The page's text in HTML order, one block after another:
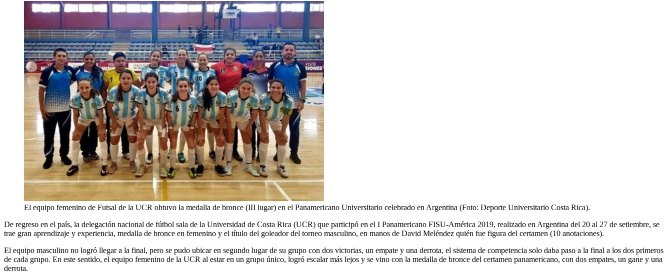
El equipo femenino de Futsal de la UCR obtuvo la medalla de bronce (III lugar) en el Panamericano Universitario celebrado en Argentina (Foto: Deporte Universitario Costa Rica).
De regreso en el país, la delegación nacional de fútbol sala de la Universidad de Costa Rica (UCR) que participó en el I Panamericano FISU-América 2019, realizado en Argentina del 20 al 27 de setiembre, se
trae gran aprendizaje y experiencia, medalla de bronce en femenino y el título del goleador del torneo masculino, en manos de David Meléndez quién fue figura del certamen (10 anotaciones).
El equipo masculino no logró llegar a la final, pero se pudo ubicar en segundo lugar de su grupo con dos victorias, un empate y una derrota, el sistema de competencia solo daba paso a la final a los dos primeros
de cada grupo. En este sentido, el equipo femenino de la UCR al estar en un grupo único, logró escalar más lejos y se vino con la medalla de bronce del certamen panamericano, con dos empates, un gane y una
derrota.